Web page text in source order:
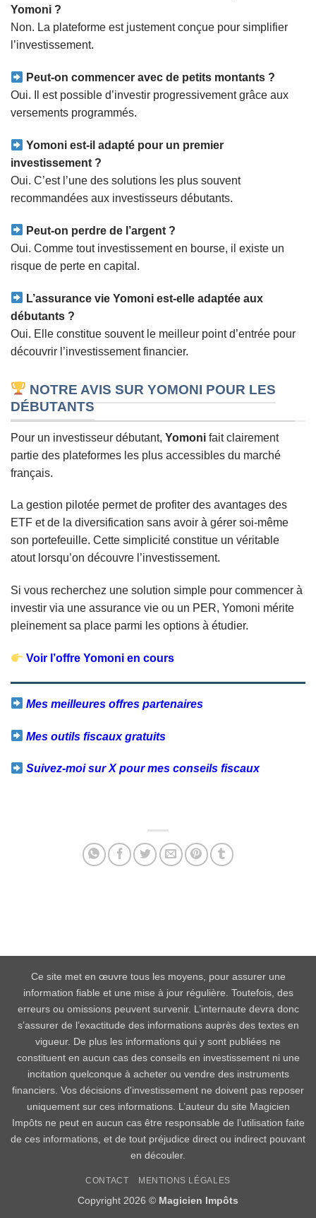
Yomoni ?
Non. La plateforme est justement conçue pour simplifier
l’investissement.
Peut-on commencer avec de petits montants ?
Oui. Il est possible d’investir progressivement grâce aux
versements programmés.
Yomoni est-il adapté pour un premier
investissement ?
Oui. C’est l’une des solutions les plus souvent
recommandées aux investisseurs débutants.
Peut-on perdre de l’argent ?
Oui. Comme tout investissement en bourse, il existe un
risque de perte en capital.
L’assurance vie Yomoni est-elle adaptée aux
débutants ?
Oui. Elle constitue souvent le meilleur point d’entrée pour
découvrir l’investissement financier.
NOTRE AVIS SUR YOMONI POUR LES
DÉBUTANTS
Pour un investisseur débutant, Yomoni fait clairement
partie des plateformes les plus accessibles du marché
français.
La gestion pilotée permet de profiter des avantages des
ETF et de la diversification sans avoir à gérer soi-même
son portefeuille. Cette simplicité constitue un véritable
atout lorsqu’on découvre l’investissement.
Si vous recherchez une solution simple pour commencer à
investir via une assurance vie ou un PER, Yomoni mérite
pleinement sa place parmi les options à étudier.
Voir l’offre Yomoni en cours
Mes meilleures offres partenaires
Mes outils fiscaux gratuits
Suivez-moi sur X pour mes conseils fiscaux
Ce site met en œuvre tous les moyens, pour assurer une
information fiable et une mise à jour régulière. Toutefois, des
erreurs ou omissions peuvent survenir. L’internaute devra donc
s’assurer de l’exactitude des informations auprès des textes en
vigueur. De plus les informations qui y sont publiées ne
constituent en aucun cas des conseils en investissement ni une
incitation quelconque à acheter ou vendre des instruments
financiers. Vos décisions d'investissement ne doivent pas reposer
uniquement sur ces informations. L’auteur du site Magicien
Impôts ne peut en aucun cas être responsable de l’utilisation faite
de ces informations, et de tout préjudice direct ou indirect pouvant
en découler.
CONTACT MENTIONS LÉGALES
Copyright 2026 © Magicien Impôts